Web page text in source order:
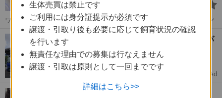
熊本県 平成駅
ワクチン接種し、抗体検査陰性 ノミダニ回虫駆除、シャンプー済 健康
状態良好 マ…
熊本 熊本市 平成駅 猫 ワクチン
【未経験OK🚚】月収30万↑中型免許ドライバ
ー募集
完全週休2日で安定転職
Ad
兄弟子猫2ヶ月里親さん募集
生体売買は禁止です
ご利用には身分証提示が必須です
譲渡・引取り後も必要に応じて飼育状況の確認
を行います
無責任な理由での募集は行なえません
譲渡・引取は原則として一回までです
詳細はこちら>>